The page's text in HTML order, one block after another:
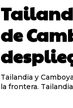
de
Tailandia y
la frontera.